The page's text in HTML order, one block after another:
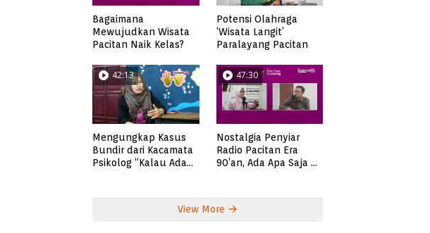
Bagaimana
Mewujudkan Wisata
Pacitan Naik Kelas?
Potensi Olahraga
‘Wisata Langit’
Paralayang Pacitan
42:13
Mengungkap Kasus
Bundir dari Kacamata
Psikolog “Kalau Ada
47:30
Nostalgia Penyiar
Radio Pacitan Era
90’an, Ada Apa Saja di
View More